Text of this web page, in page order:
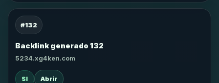
#132
Backlink generado 132
5234.xg4ken.com
SI Abrir